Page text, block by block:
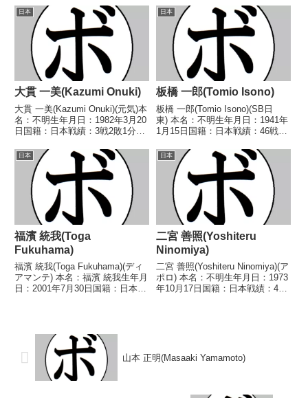
歴】1992/11/03 ●4R判定 (採点
不明) 安部 悟(松田) 【補足情
報】・大阪府八...
●1RKO 五代 英貴(平
石)1980/08/12 △4R判定 (...
日本
大貫 一美(Kazumi Onuki)
大貫 一美(Kazumi Onuki)(元気)本
名：不明生年月日：1982年3月20
日国籍：日本戦績：3戦2敗1分
2010/01/25 △4R判定 1-1(38-
39、39-38、38-38) 林崎 智嘉志
(八王...
日本
板橋 一郎(Tomio Isono)
板橋 一郎(Tomio Isono)(SB日
東) 本名：不明生年月日：1941年
1月15日国籍：日本戦績：46戦13
ル】なし 【戦歴】1960/09/20
○4R判定 (採点不明) 池田 司(下
館)■19...
日本
福濱 統我(Toga
Fukuhama)
福濱 統我(Toga Fukuhama)(ディ
アマンテ) 本名：福濱 統我生年月
日：2001年7月30日国籍：日本戦
麟太朗(井岡弘樹)...
日本
二宮 善照(Yoshiteru
Ninomiya)
二宮 善照(Yoshiteru Ninomiya)(ア
ポロ) 本名：不明生年月日：1973
年10月17日国籍：日本戦績：4戦
山本 正明(Masaaki Yamamoto)